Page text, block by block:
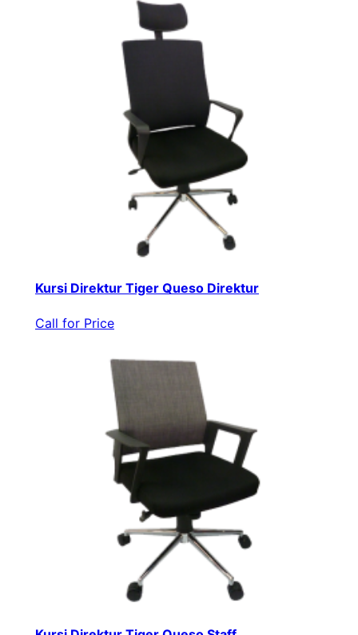
Kursi Direktur Tiger Queso Direktur
Call for Price